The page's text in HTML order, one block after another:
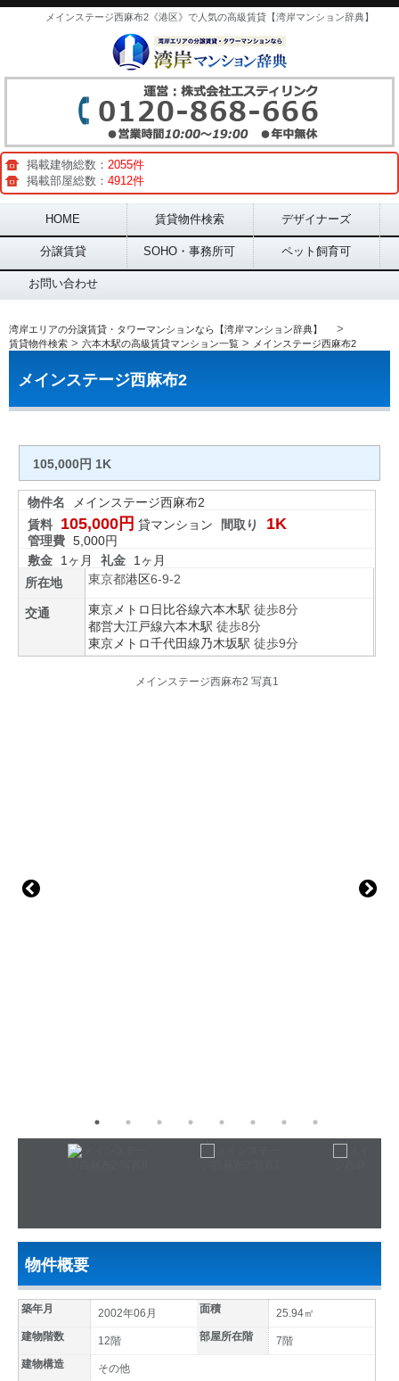
メインステージ西麻布2《港区》で人気の高級賃貸【湾岸マンション辞典】
掲載建物総数： 2055件
掲載部屋総数： 4912件
Main menu
HOME 賃貸物件検索 デザイナーズ
分譲賃貸 SOHO・事務所可 ペット飼育可
お問い合わせ
湾岸エリアの分譲賃貸・タワーマンションなら【湾岸マンション辞典】 >
賃貸物件検索 > 六本木駅の高級賃貸マンション一覧 > メインステージ西麻布2
メインステージ西麻布2
105,000円 1K
物件名
メインステージ西麻布2
賃料
105,000円 貸マンション 間取り 1K
管理費 5,000円
敷金
1ヶ月 礼金
1ヶ月
所在地
東京都港区6-9-2
交通 東京メトロ日比谷線六本木駅 徒歩8分
都営大江戸線六本木駅 徒歩8分
東京メトロ千代田線乃木坂駅 徒歩9分
物件概要
築年月 2002年06月 面積
25.94㎡
建物階数
12階 部屋所在階
7階
建物構造
その他